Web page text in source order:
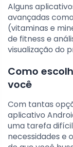
Alguns
avançadas
(vitaminas e
de fitness e
visualização do
Como
você
Com tantas
aplicativo
uma tarefa
necessidades e